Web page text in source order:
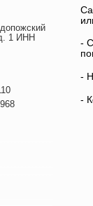
1 ИНН
-
-
-